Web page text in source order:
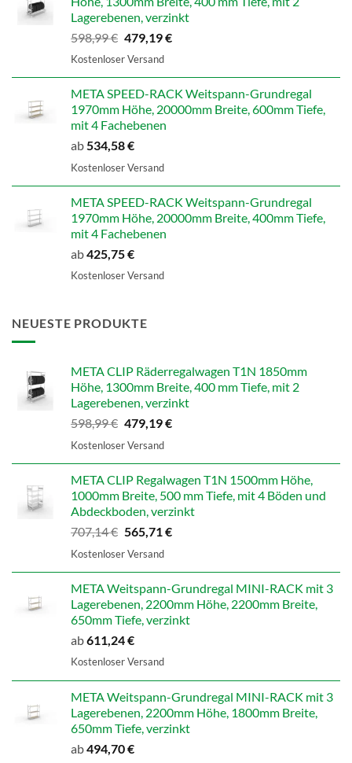
Lagerebenen, verzinkt
598,99€ Ursprünglicher
Preis
479,19€Aktueller
Kostenloser Versand
META SPEED-RACK Weitspann-Grundregal
1970mm Höhe, 20000mm Breite, 600mm Tiefe,
mit 4 Fachebenen
ab534,58€
Kostenloser Versand
META SPEED-RACK Weitspann-Grundregal
1970mm Höhe, 20000mm Breite, 400mm Tiefe,
mit 4 Fachebenen
ab425,75€
Kostenloser Versand
NEUESTE PRODUKTE
META CLIP Räderregalwagen T1N 1850mm
Höhe, 1300mm Breite, 400 mm Tiefe, mit 2
Lagerebenen, verzinkt
598,99€ Ursprünglicher
Preis
479,19€Aktueller
Kostenloser Versand
META CLIP Regalwagen T1N 1500mm Höhe,
1000mm Breite, 500 mm Tiefe, mit 4 Böden und
Abdeckboden, verzinkt
707,14€ Ursprünglicher
Preis
565,71€Aktueller
Kostenloser Versand
META Weitspann-Grundregal MINI-RACK mit 3
Lagerebenen, 2200mm Höhe, 2200mm Breite,
650mm Tiefe, verzinkt
ab611,24€
Kostenloser Versand
META Weitspann-Grundregal MINI-RACK mit 3
Lagerebenen, 2200mm Höhe, 1800mm Breite,
650mm Tiefe, verzinkt
ab494,70€